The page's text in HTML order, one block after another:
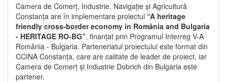
Camera de Comerț, Industrie, Navigație și Agricultură
Constanța are în implementare proiectul “A heritage
friendly cross-border economy in România and Bulgaria
- HERITAGE RO-BG”, finanțat prin Programul Interreg V-A
România - Bulgaria. Parteneriatul proiectului este format din
CCINA Constanța, care are calitate de leader de proiect, iar
Camera de Comerț și Industrie Dobrich din Bulgaria este
partener.